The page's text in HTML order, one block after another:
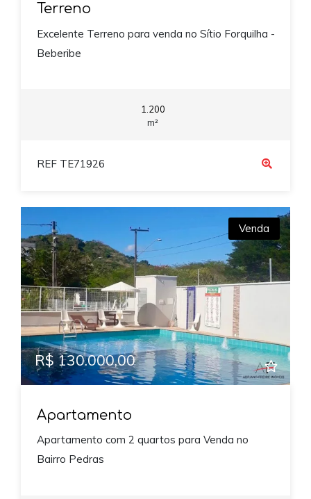
Terreno
Excelente Terreno para venda no Sítio Forquilha -
Beberibe
1.200
m²
REF TE71926
Venda
R$ 130.000,00
Apartamento
Apartamento com 2 quartos para Venda no
Bairro Pedras